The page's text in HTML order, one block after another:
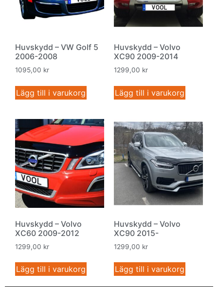
Huvskydd – VW Golf 5
2006-2008
1095,00 kr
Lägg till i varukorg
Huvskydd – Volvo
XC90 2009-2014
1299,00 kr
Lägg till i varukorg
Huvskydd – Volvo
XC60 2009-2012
1299,00 kr
Lägg till i varukorg
Huvskydd – Volvo
XC90 2015-
1299,00 kr
Lägg till i varukorg